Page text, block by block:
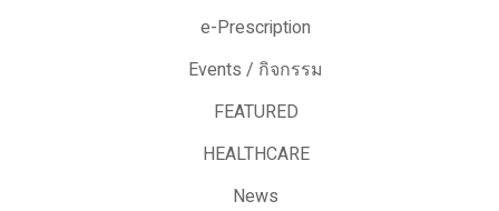
e-Prescription
Events / กิจกรรม
FEATURED
HEALTHCARE
News